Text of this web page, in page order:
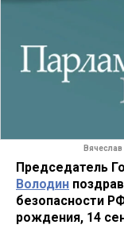
Председатель
Володин
безопасности
рождения, 14